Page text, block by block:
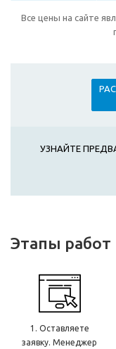
Все цены на сайте
УЗНАЙТЕ
Этапы работ
1. Оставляете
заявку. Менеджер